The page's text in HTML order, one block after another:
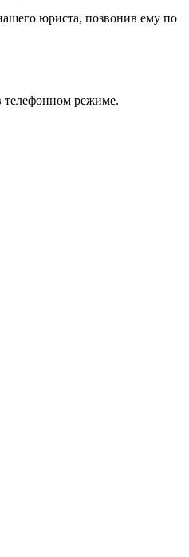
юриста, позвонив ему по
телефонном режиме.